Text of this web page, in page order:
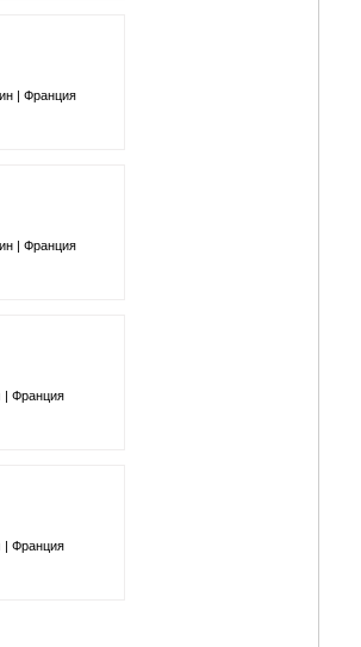
| Франция
| Франция
| Франция
| Франция